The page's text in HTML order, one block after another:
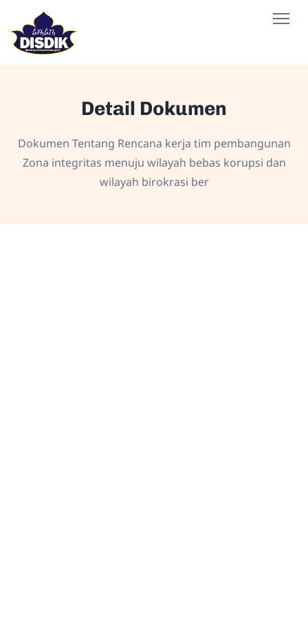
Detail Dokumen
Dokumen Tentang Rencana kerja tim pembangunan
Zona integritas menuju wilayah bebas korupsi dan
wilayah birokrasi ber